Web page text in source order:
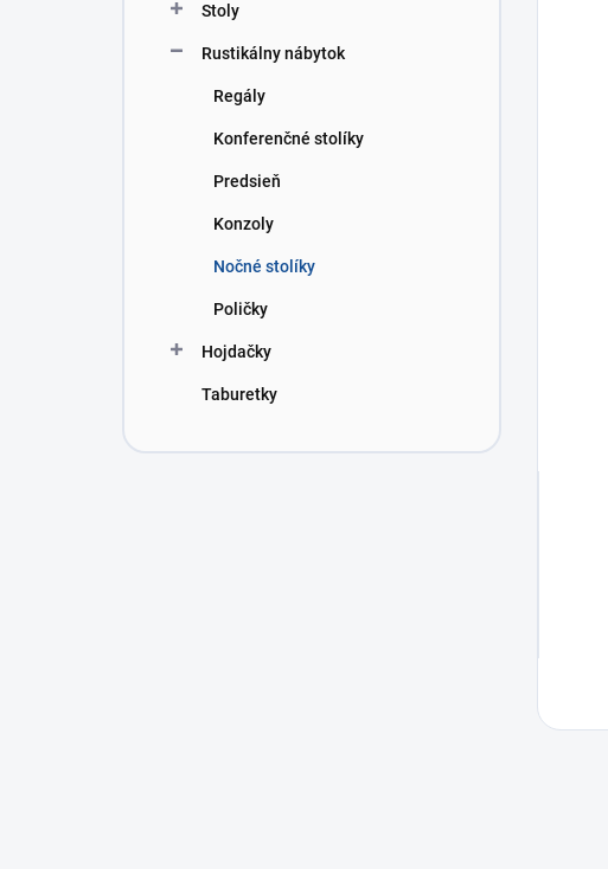
Stoly
Rustikálny nábytok
Regály
Konferenčné stolíky
Predsieň
Konzoly
Nočné stolíky
Poličky
Hojdačky
Taburetky